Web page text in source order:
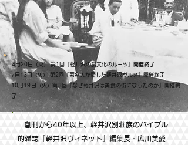
4月20日（火） 第1回『軽井沢の食文化のルーツ』
開催終了
7月13日（火） 第2回『著名人が愛した軽井沢グルメ』開催終了
10月19日（火）第3回『なぜ軽井沢は美食の街になったのか』開催終
了
創刊から40年以上、軽井沢別荘族のバイブル
的雑誌『軽井沢ヴィネット』編集長・広川美愛